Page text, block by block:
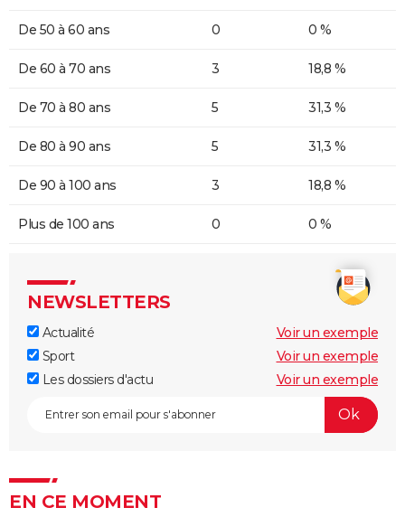
De 50 à 60 ans 0 0 %
De 60 à 70 ans 3 18,8 %
De 70 à 80 ans 5 31,3 %
De 80 à 90 ans 5 31,3 %
De 90 à 100 ans 3 18,8 %
Plus de 100 ans 0 0 %
NEWSLETTERS
Actualité
Voir un exemple
Sport
Voir un exemple
Les dossiers d'actu
Voir un exemple
EN CE MOMENT